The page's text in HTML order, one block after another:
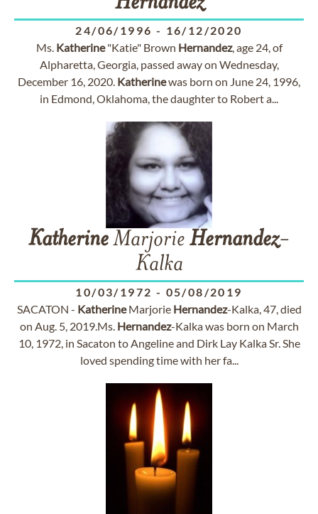
24/06/1996 - 16/12/2020
Ms. Katherine"Katie" Brown Hernandez, age 24, of
Alpharetta, Georgia, passed away on Wednesday,
December 16, 2020. Katherinewas born on June 24, 1996,
in Edmond, Oklahoma, the daughter to Robert a...
KatherineMarjorie Hernandez-
Kalka
10/03/1972 - 05/08/2019
SACATON - KatherineMarjorie Hernandez-Kalka, 47, died
on Aug. 5, 2019.Ms. Hernandez-Kalka was born on March
10, 1972, in Sacaton to Angeline and Dirk Lay Kalka Sr. She
loved spending time with her fa...